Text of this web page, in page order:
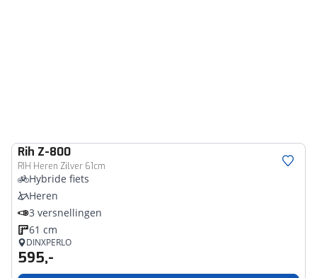
Rih Z-800
RIH Heren Zilver 61cm
Hybride fiets
Heren
3 versnellingen
61 cm
DINXPERLO
595,-